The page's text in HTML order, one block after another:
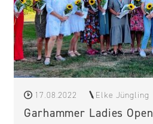
17.08.2022 Elke Jüngling
Garhammer Ladies Open